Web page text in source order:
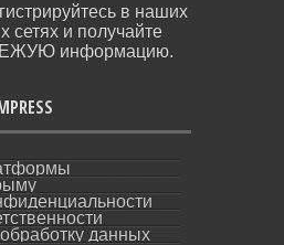
в наших
сетях и получайте
информацию.
данных